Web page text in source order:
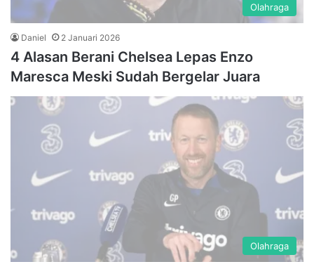
Olahraga
Daniel 2 Januari 2026
4 Alasan Berani Chelsea Lepas Enzo
Maresca Meski Sudah Bergelar Juara
Olahraga